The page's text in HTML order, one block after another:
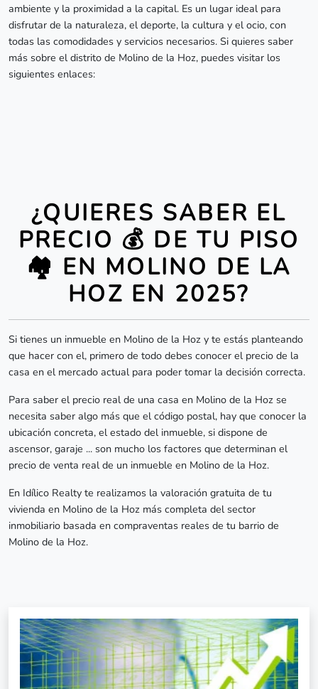
ambiente y la proximidad a la capital. Es un lugar ideal para
disfrutar de la naturaleza, el deporte, la cultura y el ocio, con
todas las comodidades y servicios necesarios. Si quieres saber
más sobre el distrito de Molino de la Hoz, puedes visitar los
siguientes enlaces:
¿QUIERES SABER EL
PRECIO 💰 DE TU PISO
🏘️ EN MOLINO DE LA
HOZ EN 2025?
Si tienes un inmueble en Molino de la Hoz y te estás planteando
que hacer con el, primero de todo debes conocer el precio de la
casa en el mercado actual para poder tomar la decisión correcta.
Para saber el precio real de una casa en Molino de la Hoz se
necesita saber algo más que el código postal, hay que conocer la
ubicación concreta, el estado del inmueble, si dispone de
ascensor, garaje ... son mucho los factores que determinan el
precio de venta real de un inmueble en Molino de la Hoz.
En Idílico Realty te realizamos la valoración gratuita de tu
vivienda en Molino de la Hoz más completa del sector
inmobiliario basada en compraventas reales de tu barrio de
Molino de la Hoz.